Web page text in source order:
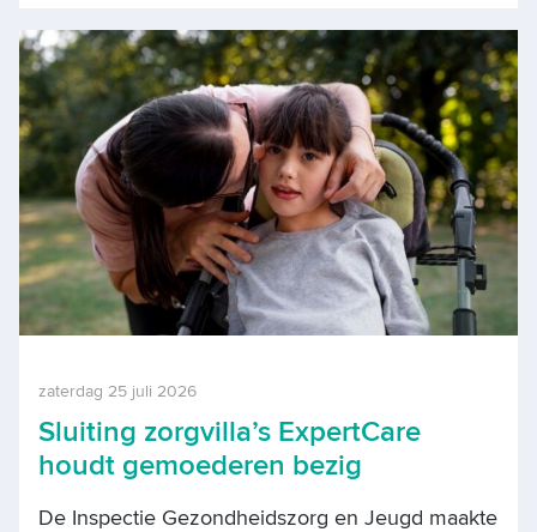
zaterdag 25 juli 2026
Sluiting zorgvilla’s ExpertCare
houdt gemoederen bezig
De Inspectie Gezondheidszorg en Jeugd maakte